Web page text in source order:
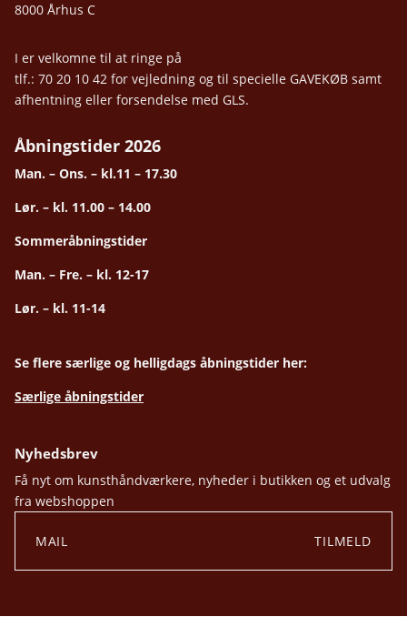
8000 Århus C
I er velkomne til at ringe på
tlf.: 70 20 10 42 for vejledning og til specielle GAVEKØB samt
afhentning eller forsendelse med GLS.
Åbningstider 2026
Man. – Ons. – kl.11 – 17.30
Lør. – kl. 11.00 – 14.00
Sommeråbningstider
Man. – Fre. – kl. 12-17
Lør. – kl. 11-14
Se flere særlige og helligdags åbningstider her:
Særlige åbningstider
Nyhedsbrev
Få nyt om kunsthåndværkere, nyheder i butikken og et udvalg
fra webshoppen
TILMELD